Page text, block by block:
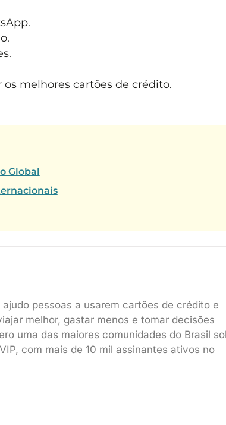
melhores cartões de crédito.
Global
pessoas a usarem cartões de crédito e
melhor, gastar menos e tomar decisões
uma das maiores comunidades do Brasil
com mais de 10 mil assinantes ativos no